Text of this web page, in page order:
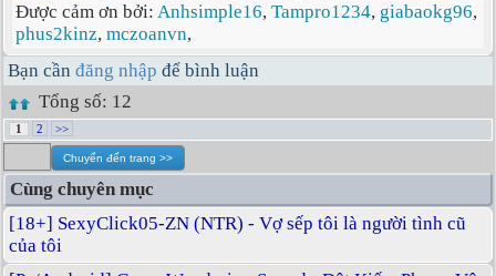
Được cảm ơn bởi: Anhsimple16, Tampro1234, giabaokg96,
phus2kinz, mczoanvn,
Bạn cần đăng nhập để bình luận
Tổng số: 12
1 2 >>
Cùng chuyên mục
[18+] SexyClick05-ZN (NTR) - Vợ sếp tôi là người tình cũ
của tôi